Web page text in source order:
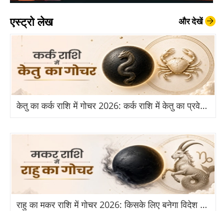
एस्ट्रो लेख और देखें
केतु का कर्क राशि में गोचर 2026: कर्क राशि में केतु का प्रवेश से किन राशियों को होगा बड़ा लाभ?
राहु का मकर राशि में गोचर 2026: किसके लिए बनेगा विदेश और तरक्की का योग?